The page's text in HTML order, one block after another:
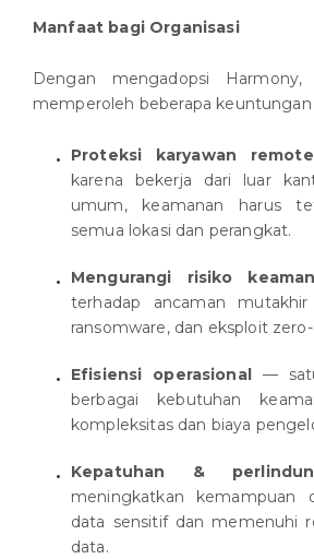
Manfaat bagi Organisasi
Dengan mengadopsi Harmony,
memperoleh beberapa
Proteksi karyawan
karena bekerja dari luar
umum, keamanan harus
semua lokasi dan perangkat.
Mengurangi risiko
terhadap ancaman
ransomware, dan eksploit zero-
Efisiensi operasional
—
berbagai kebutuhan
kompleksitas dan biaya
Kepatuhan &
meningkatkan kemampuan
data sensitif dan memenuhi
data.